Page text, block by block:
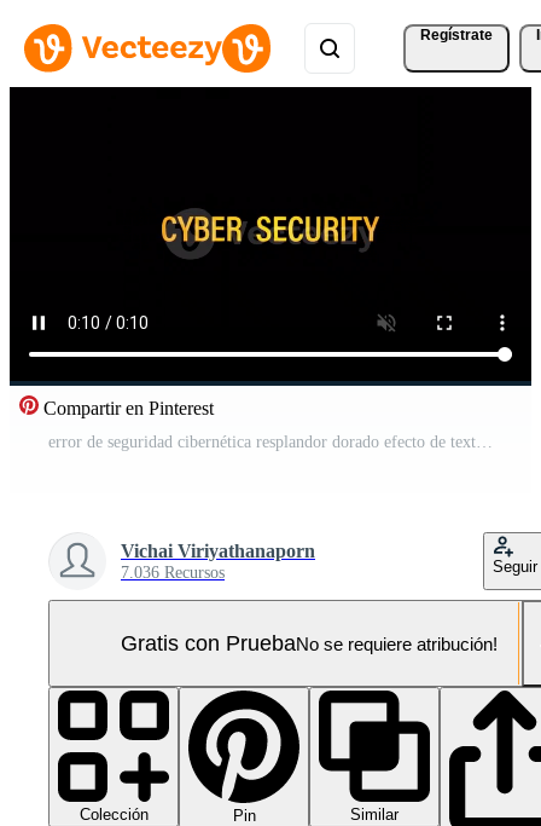
Regístrate
Compartir en Pinterest
error de seguridad cibernética resplandor dorado efecto de texto título cinematográfico Vídeo Pro
Vichai Viriyathanaporn
7.036 Recursos Seguir
Gratis con PruebaNo se requiere atribución!
Colección Pin
Similar